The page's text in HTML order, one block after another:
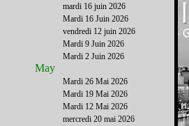
mardi 16 juin 2026
Mardi 16 Juin 2026
vendredi 12 juin 2026
Mardi 9 Juin 2026
Mardi 2 Juin 2026
May
Mardi 26 Mai 2026
Mardi 19 Mai 2026
Mardi 12 Mai 2026
mercredi 20 mai 2026